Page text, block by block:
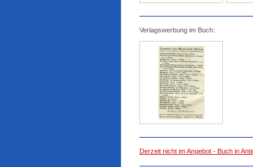
Verlagswerbung im Buch:
Derzeit nicht im Angebot - Buch in